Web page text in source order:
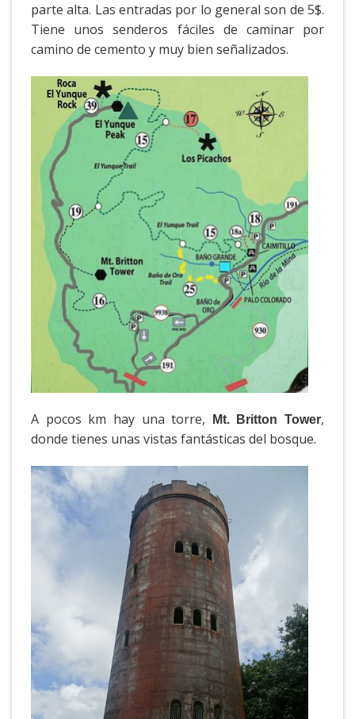
parte alta. Las entradas por lo general son de 5$.
Tiene unos senderos fáciles de caminar por
camino de cemento y muy bien señalizados.
A pocos km hay una torre, Mt. Britton Tower,
donde tienes unas vistas fantásticas del bosque.